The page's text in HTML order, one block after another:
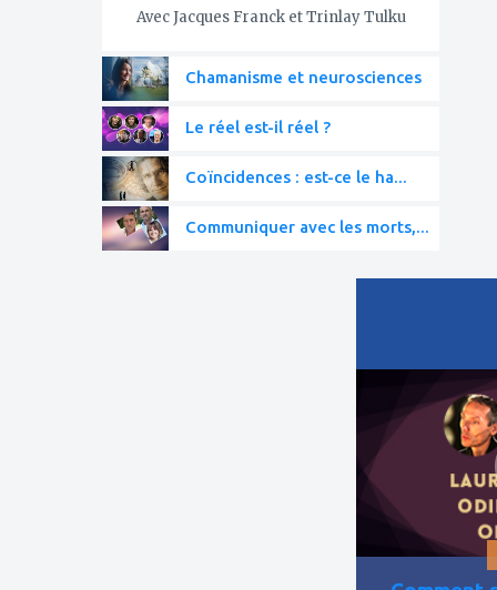
Avec Jacques Franck et Trinlay Tulku
Chamanisme et neurosciences
Le réel est-il réel ?
Coïncidences : est-ce le ha...
Communiquer avec les morts,...
favoris